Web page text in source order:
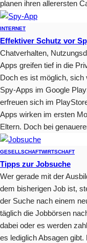
planen ihren allerersten
INTERNET
Effektiver Schutz vor
Chatverhalten,
Apps greifen tief in die
Doch es ist möglich, sich
Spy-Apps im Google
erfreuen sich im
Apps wirken im ersten
Eltern. Doch bei
GESELLSCHAFTWIRTSCHAFT
Tipps zur Jobsuche
Wer gerade mit der
dem bisherigen Job ist,
der Suche nach einem
täglich die Jobbörsen
dabei oder es werden
es lediglich Absagen